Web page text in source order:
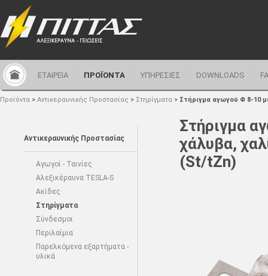
ΕΤΑΙΡΕΙΑ ΠΡΟΪΟΝΤΑ ΥΠΗΡΕΣΙΕΣ DOWNLOADS
Προϊόντα > Αντικεραυνικής Προστασίας > Στηρίγματα > Στήριγμα αγωγού Φ 8-10
Αντικεραυνικής Προστασίας
Αγωγοί - Ταινίες
Αλεξικέραυνα TESLA-S
Ακίδες
Στηρίγματα
Σύνδεσμοι
Περιλαίμια
Παρελκόμενα εξαρτήματα -
υλικά
Στήριγμα
χάλυβα,
(St/tZn)